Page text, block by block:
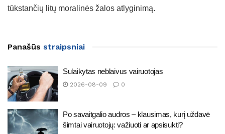
tūkstančių litų moralinės žalos atlyginimą.
Panašūs straipsniai
Sulaikytas neblaivus vairuotojas
2026-08-09 0
Po savaitgalio audros – klausimas, kurį uždavė
šimtai vairuotojų: važiuoti ar apsisukti?